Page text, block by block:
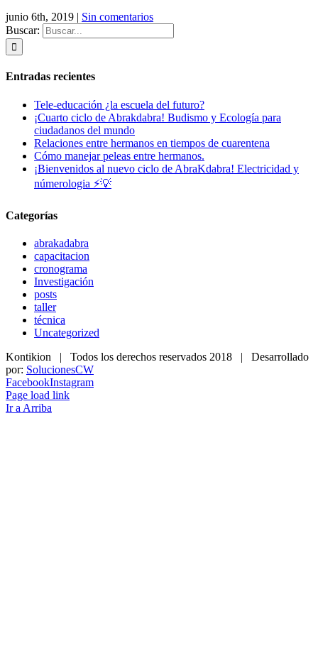
junio 6th, 2019 | Sin comentarios
Buscar:
Entradas recientes
Tele-educación ¿la escuela del futuro?
¡Cuarto ciclo de Abrakdabra! Budismo y Ecología para
ciudadanos del mundo
Relaciones entre hermanos en tiempos de cuarentena
Cómo manejar peleas entre hermanos.
¡Bienvenidos al nuevo ciclo de AbraKdabra! Electricidad y
númerologia ⚡💡
Categorías
abrakadabra
capacitacion
cronograma
Investigación
posts
taller
técnica
Uncategorized
Kontikion | Todos los derechos reservados 2018 | Desarrollado
por: SolucionesCW
FacebookInstagram
Page load link
Ir a Arriba